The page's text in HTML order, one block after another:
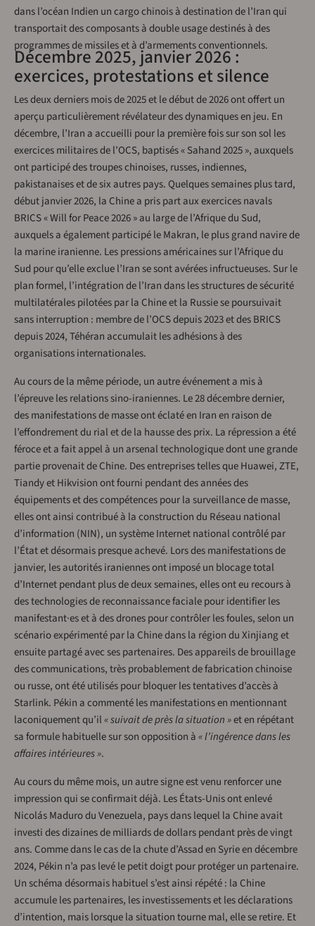
dans l’océan Indien un cargo chinois à destination de l’Iran qui
transportait des composants à double usage destinés à des
programmes de missiles et à d’armements conventionnels.
Décembre 2025, janvier 2026 :
exercices, protestations et silence
Les deux derniers mois de 2025 et le début de 2026 ont offert un
aperçu particulièrement révélateur des dynamiques en jeu. En
décembre, l’Iran a accueilli pour la première fois sur son sol les
exercices militaires de l’OCS, baptisés « Sahand 2025 », auxquels
ont participé des troupes chinoises, russes, indiennes,
pakistanaises et de six autres pays. Quelques semaines plus tard,
début janvier 2026, la Chine a pris part aux exercices navals
BRICS « Will for Peace 2026 » au large de l’Afrique du Sud,
auxquels a également participé le Makran, le plus grand navire de
la marine iranienne. Les pressions américaines sur l’Afrique du
Sud pour qu’elle exclue l’Iran se sont avérées infructueuses. Sur le
plan formel, l’intégration de l’Iran dans les structures de sécurité
multilatérales pilotées par la Chine et la Russie se poursuivait
sans interruption : membre de l’OCS depuis 2023 et des BRICS
depuis 2024, Téhéran accumulait les adhésions à des
organisations internationales.
Au cours de la même période, un autre événement a mis à
l’épreuve les relations sino-iraniennes. Le 28 décembre dernier,
des manifestations de masse ont éclaté en Iran en raison de
l’effondrement du rial et de la hausse des prix. La répression a été
féroce et a fait appel à un arsenal technologique dont une grande
partie provenait de Chine. Des entreprises telles que Huawei, ZTE,
Tiandy et Hikvision ont fourni pendant des années des
équipements et des compétences pour la surveillance de masse,
elles ont ainsi contribué à la construction du Réseau national
d’information (NIN), un système Internet national contrôlé par
l’État et désormais presque achevé. Lors des manifestations de
janvier, les autorités iraniennes ont imposé un blocage total
d’Internet pendant plus de deux semaines, elles ont eu recours à
des technologies de reconnaissance faciale pour identifier les
manifestant·es et à des drones pour contrôler les foules, selon un
scénario expérimenté par la Chine dans la région du Xinjiang et
ensuite partagé avec ses partenaires. Des appareils de brouillage
des communications, très probablement de fabrication chinoise
ou russe, ont été utilisés pour bloquer les tentatives d’accès à
Starlink. Pékin a commenté les manifestations en mentionnant
laconiquement qu’il« suivait de près la situation »et en répétant
sa formule habituelle sur son opposition à« l’ingérence dans les
affaires intérieures ».
Au cours du même mois, un autre signe est venu renforcer une
impression qui se confirmait déjà. Les États-Unis ont enlevé
Nicolás Maduro du Venezuela, pays dans lequel la Chine avait
investi des dizaines de milliards de dollars pendant près de vingt
ans. Comme dans le cas de la chute d’Assad en Syrie en décembre
2024, Pékin n’a pas levé le petit doigt pour protéger un partenaire.
Un schéma désormais habituel s’est ainsi répété : la Chine
accumule les partenaires, les investissements et les déclarations
d’intention, mais lorsque la situation tourne mal, elle se retire. Et